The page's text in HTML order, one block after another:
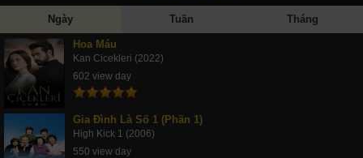
Ngày Tuần Tháng
Hoa Máu
Kan Cicekleri (2022)
602 view day
Gia Đình Là Số 1 (Phần 1)
High Kick 1 (2006)
550 view day